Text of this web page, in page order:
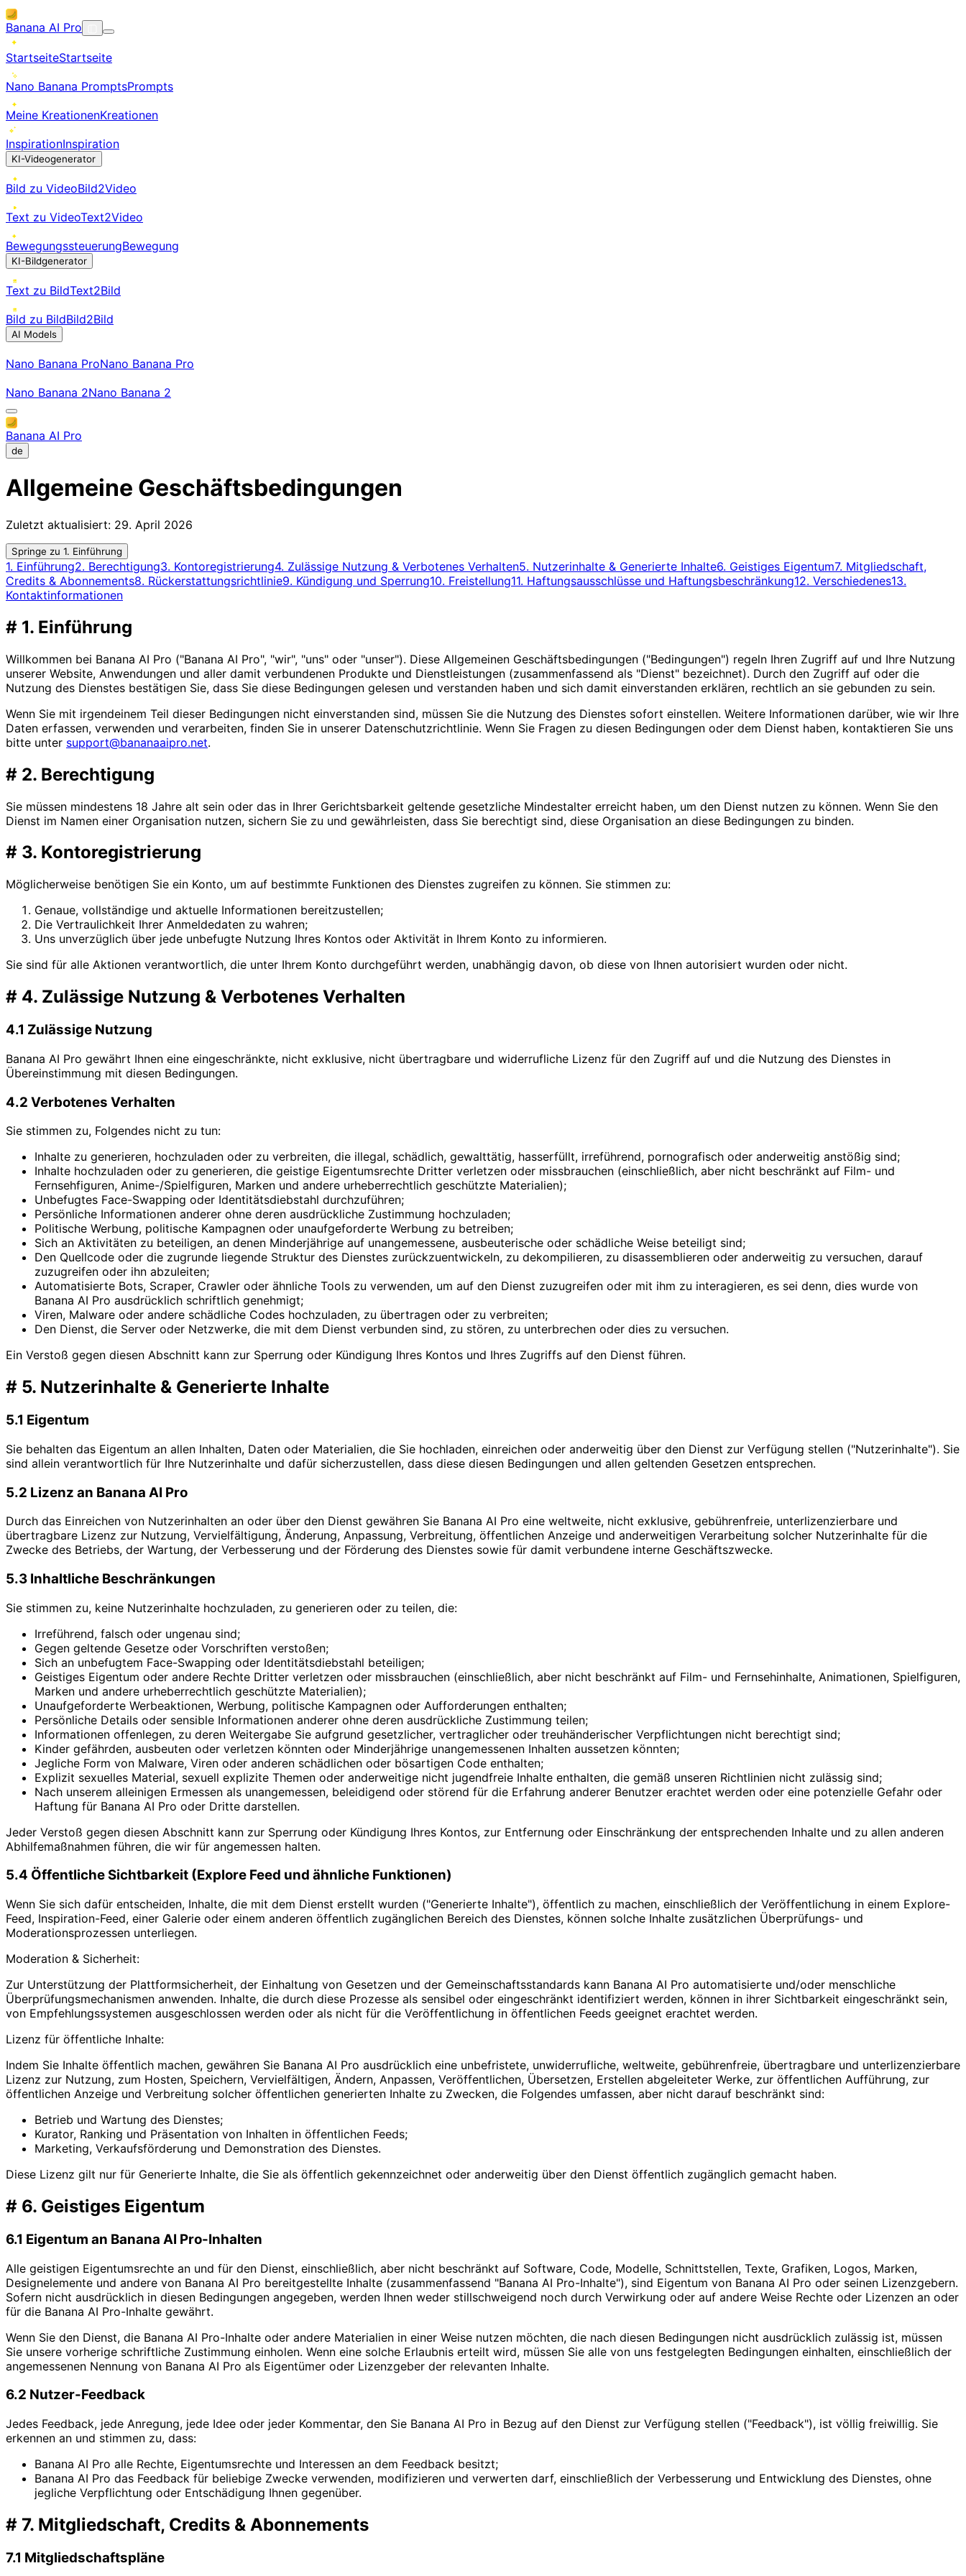
Banana AI Pro
StartseiteStartseite
Nano Banana PromptsPrompts
Meine KreationenKreationen
InspirationInspiration
KI-Videogenerator
Bild zu VideoBild2Video
Text zu VideoText2Video
BewegungssteuerungBewegung
KI-Bildgenerator
Text zu BildText2Bild
Bild zu BildBild2Bild
AI Models
Nano Banana ProNano Banana Pro
Nano Banana 2Nano Banana 2
Banana AI Pro
de
Allgemeine Geschäftsbedingungen
Zuletzt aktualisiert: 29. April 2026
Springe zu 1. Einführung
1. Einführung2. Berechtigung3. Kontoregistrierung4. Zulässige Nutzung & Verbotenes Verhalten5. Nutzerinhalte & Generierte Inhalte6. Geistiges Eigentum7. Mitgliedschaft,
Credits & Abonnements8. Rückerstattungsrichtlinie9. Kündigung und Sperrung10. Freistellung11. Haftungsausschlüsse und Haftungsbeschränkung12. Verschiedenes13.
Kontaktinformationen
# 1. Einführung
Willkommen bei Banana AI Pro ("Banana AI Pro", "wir", "uns" oder "unser"). Diese Allgemeinen Geschäftsbedingungen ("Bedingungen") regeln Ihren Zugriff auf und Ihre Nutzung
unserer Website, Anwendungen und aller damit verbundenen Produkte und Dienstleistungen (zusammenfassend als "Dienst" bezeichnet). Durch den Zugriff auf oder die
Nutzung des Dienstes bestätigen Sie, dass Sie diese Bedingungen gelesen und verstanden haben und sich damit einverstanden erklären, rechtlich an sie gebunden zu sein.
Wenn Sie mit irgendeinem Teil dieser Bedingungen nicht einverstanden sind, müssen Sie die Nutzung des Dienstes sofort einstellen. Weitere Informationen darüber, wie wir Ihre
Daten erfassen, verwenden und verarbeiten, finden Sie in unserer Datenschutzrichtlinie. Wenn Sie Fragen zu diesen Bedingungen oder dem Dienst haben, kontaktieren Sie uns
bitte unter support@bananaaipro.net.
# 2. Berechtigung
Sie müssen mindestens 18 Jahre alt sein oder das in Ihrer Gerichtsbarkeit geltende gesetzliche Mindestalter erreicht haben, um den Dienst nutzen zu können. Wenn Sie den
Dienst im Namen einer Organisation nutzen, sichern Sie zu und gewährleisten, dass Sie berechtigt sind, diese Organisation an diese Bedingungen zu binden.
# 3. Kontoregistrierung
Möglicherweise benötigen Sie ein Konto, um auf bestimmte Funktionen des Dienstes zugreifen zu können. Sie stimmen zu:
Genaue, vollständige und aktuelle Informationen bereitzustellen;
Die Vertraulichkeit Ihrer Anmeldedaten zu wahren;
Uns unverzüglich über jede unbefugte Nutzung Ihres Kontos oder Aktivität in Ihrem Konto zu informieren.
Sie sind für alle Aktionen verantwortlich, die unter Ihrem Konto durchgeführt werden, unabhängig davon, ob diese von Ihnen autorisiert wurden oder nicht.
# 4. Zulässige Nutzung & Verbotenes Verhalten
4.1 Zulässige Nutzung
Banana AI Pro gewährt Ihnen eine eingeschränkte, nicht exklusive, nicht übertragbare und widerrufliche Lizenz für den Zugriff auf und die Nutzung des Dienstes in
Übereinstimmung mit diesen Bedingungen.
4.2 Verbotenes Verhalten
Sie stimmen zu, Folgendes nicht zu tun:
Inhalte zu generieren, hochzuladen oder zu verbreiten, die illegal, schädlich, gewalttätig, hasserfüllt, irreführend, pornografisch oder anderweitig anstößig sind;
Inhalte hochzuladen oder zu generieren, die geistige Eigentumsrechte Dritter verletzen oder missbrauchen (einschließlich, aber nicht beschränkt auf Film- und
Fernsehfiguren, Anime-/Spielfiguren, Marken und andere urheberrechtlich geschützte Materialien);
Unbefugtes Face-Swapping oder Identitätsdiebstahl durchzuführen;
Persönliche Informationen anderer ohne deren ausdrückliche Zustimmung hochzuladen;
Politische Werbung, politische Kampagnen oder unaufgeforderte Werbung zu betreiben;
Sich an Aktivitäten zu beteiligen, an denen Minderjährige auf unangemessene, ausbeuterische oder schädliche Weise beteiligt sind;
Den Quellcode oder die zugrunde liegende Struktur des Dienstes zurückzuentwickeln, zu dekompilieren, zu disassemblieren oder anderweitig zu versuchen, darauf
zuzugreifen oder ihn abzuleiten;
Automatisierte Bots, Scraper, Crawler oder ähnliche Tools zu verwenden, um auf den Dienst zuzugreifen oder mit ihm zu interagieren, es sei denn, dies wurde von
Banana AI Pro ausdrücklich schriftlich genehmigt;
Viren, Malware oder andere schädliche Codes hochzuladen, zu übertragen oder zu verbreiten;
Den Dienst, die Server oder Netzwerke, die mit dem Dienst verbunden sind, zu stören, zu unterbrechen oder dies zu versuchen.
Ein Verstoß gegen diesen Abschnitt kann zur Sperrung oder Kündigung Ihres Kontos und Ihres Zugriffs auf den Dienst führen.
# 5. Nutzerinhalte & Generierte Inhalte
5.1 Eigentum
Sie behalten das Eigentum an allen Inhalten, Daten oder Materialien, die Sie hochladen, einreichen oder anderweitig über den Dienst zur Verfügung stellen ("Nutzerinhalte"). Sie
sind allein verantwortlich für Ihre Nutzerinhalte und dafür sicherzustellen, dass diese diesen Bedingungen und allen geltenden Gesetzen entsprechen.
5.2 Lizenz an Banana AI Pro
Durch das Einreichen von Nutzerinhalten an oder über den Dienst gewähren Sie Banana AI Pro eine weltweite, nicht exklusive, gebührenfreie, unterlizenzierbare und
übertragbare Lizenz zur Nutzung, Vervielfältigung, Änderung, Anpassung, Verbreitung, öffentlichen Anzeige und anderweitigen Verarbeitung solcher Nutzerinhalte für die
Zwecke des Betriebs, der Wartung, der Verbesserung und der Förderung des Dienstes sowie für damit verbundene interne Geschäftszwecke.
5.3 Inhaltliche Beschränkungen
Sie stimmen zu, keine Nutzerinhalte hochzuladen, zu generieren oder zu teilen, die:
Irreführend, falsch oder ungenau sind;
Gegen geltende Gesetze oder Vorschriften verstoßen;
Sich an unbefugtem Face-Swapping oder Identitätsdiebstahl beteiligen;
Geistiges Eigentum oder andere Rechte Dritter verletzen oder missbrauchen (einschließlich, aber nicht beschränkt auf Film- und Fernsehinhalte, Animationen, Spielfiguren,
Marken und andere urheberrechtlich geschützte Materialien);
Unaufgeforderte Werbeaktionen, Werbung, politische Kampagnen oder Aufforderungen enthalten;
Persönliche Details oder sensible Informationen anderer ohne deren ausdrückliche Zustimmung teilen;
Informationen offenlegen, zu deren Weitergabe Sie aufgrund gesetzlicher, vertraglicher oder treuhänderischer Verpflichtungen nicht berechtigt sind;
Kinder gefährden, ausbeuten oder verletzen könnten oder Minderjährige unangemessenen Inhalten aussetzen könnten;
Jegliche Form von Malware, Viren oder anderen schädlichen oder bösartigen Code enthalten;
Explizit sexuelles Material, sexuell explizite Themen oder anderweitige nicht jugendfreie Inhalte enthalten, die gemäß unseren Richtlinien nicht zulässig sind;
Nach unserem alleinigen Ermessen als unangemessen, beleidigend oder störend für die Erfahrung anderer Benutzer erachtet werden oder eine potenzielle Gefahr oder
Haftung für Banana AI Pro oder Dritte darstellen.
Jeder Verstoß gegen diesen Abschnitt kann zur Sperrung oder Kündigung Ihres Kontos, zur Entfernung oder Einschränkung der entsprechenden Inhalte und zu allen anderen
Abhilfemaßnahmen führen, die wir für angemessen halten.
5.4 Öffentliche Sichtbarkeit (Explore Feed und ähnliche Funktionen)
Wenn Sie sich dafür entscheiden, Inhalte, die mit dem Dienst erstellt wurden ("Generierte Inhalte"), öffentlich zu machen, einschließlich der Veröffentlichung in einem Explore-
Feed, Inspiration-Feed, einer Galerie oder einem anderen öffentlich zugänglichen Bereich des Dienstes, können solche Inhalte zusätzlichen Überprüfungs- und
Moderationsprozessen unterliegen.
Moderation & Sicherheit:
Zur Unterstützung der Plattformsicherheit, der Einhaltung von Gesetzen und der Gemeinschaftsstandards kann Banana AI Pro automatisierte und/oder menschliche
Überprüfungsmechanismen anwenden. Inhalte, die durch diese Prozesse als sensibel oder eingeschränkt identifiziert werden, können in ihrer Sichtbarkeit eingeschränkt sein,
von Empfehlungssystemen ausgeschlossen werden oder als nicht für die Veröffentlichung in öffentlichen Feeds geeignet erachtet werden.
Lizenz für öffentliche Inhalte:
Indem Sie Inhalte öffentlich machen, gewähren Sie Banana AI Pro ausdrücklich eine unbefristete, unwiderrufliche, weltweite, gebührenfreie, übertragbare und unterlizenzierbare
Lizenz zur Nutzung, zum Hosten, Speichern, Vervielfältigen, Ändern, Anpassen, Veröffentlichen, Übersetzen, Erstellen abgeleiteter Werke, zur öffentlichen Aufführung, zur
öffentlichen Anzeige und Verbreitung solcher öffentlichen generierten Inhalte zu Zwecken, die Folgendes umfassen, aber nicht darauf beschränkt sind:
Betrieb und Wartung des Dienstes;
Kurator, Ranking und Präsentation von Inhalten in öffentlichen Feeds;
Marketing, Verkaufsförderung und Demonstration des Dienstes.
Diese Lizenz gilt nur für Generierte Inhalte, die Sie als öffentlich gekennzeichnet oder anderweitig über den Dienst öffentlich zugänglich gemacht haben.
# 6. Geistiges Eigentum
6.1 Eigentum an Banana AI Pro-Inhalten
Alle geistigen Eigentumsrechte an und für den Dienst, einschließlich, aber nicht beschränkt auf Software, Code, Modelle, Schnittstellen, Texte, Grafiken, Logos, Marken,
Designelemente und andere von Banana AI Pro bereitgestellte Inhalte (zusammenfassend "Banana AI Pro-Inhalte"), sind Eigentum von Banana AI Pro oder seinen Lizenzgebern.
Sofern nicht ausdrücklich in diesen Bedingungen angegeben, werden Ihnen weder stillschweigend noch durch Verwirkung oder auf andere Weise Rechte oder Lizenzen an oder
für die Banana AI Pro-Inhalte gewährt.
Wenn Sie den Dienst, die Banana AI Pro-Inhalte oder andere Materialien in einer Weise nutzen möchten, die nach diesen Bedingungen nicht ausdrücklich zulässig ist, müssen
Sie unsere vorherige schriftliche Zustimmung einholen. Wenn eine solche Erlaubnis erteilt wird, müssen Sie alle von uns festgelegten Bedingungen einhalten, einschließlich der
angemessenen Nennung von Banana AI Pro als Eigentümer oder Lizenzgeber der relevanten Inhalte.
6.2 Nutzer-Feedback
Jedes Feedback, jede Anregung, jede Idee oder jeder Kommentar, den Sie Banana AI Pro in Bezug auf den Dienst zur Verfügung stellen ("Feedback"), ist völlig freiwillig. Sie
erkennen an und stimmen zu, dass:
Banana AI Pro alle Rechte, Eigentumsrechte und Interessen an dem Feedback besitzt;
Banana AI Pro das Feedback für beliebige Zwecke verwenden, modifizieren und verwerten darf, einschließlich der Verbesserung und Entwicklung des Dienstes, ohne
jegliche Verpflichtung oder Entschädigung Ihnen gegenüber.
# 7. Mitgliedschaft, Credits & Abonnements
7.1 Mitgliedschaftspläne